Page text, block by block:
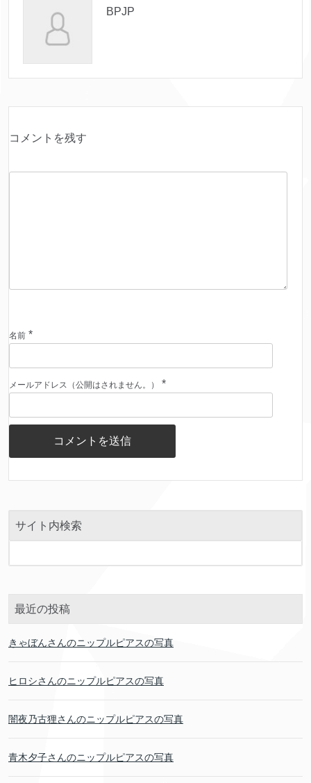
BPJP
コメントを残す
名前 *
メールアドレス（公開はされません。） *
サイト内検索
最近の投稿
きゃぼんさんのニップルピアスの写真
ヒロシさんのニップルピアスの写真
闇夜乃古狸さんのニップルピアスの写真
青木夕子さんのニップルピアスの写真